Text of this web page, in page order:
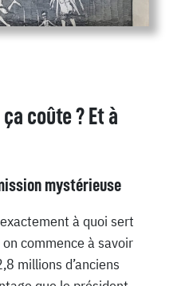
coûte ? Et à
mystérieuse
à quoi sert
commence à savoir
millions d’anciens